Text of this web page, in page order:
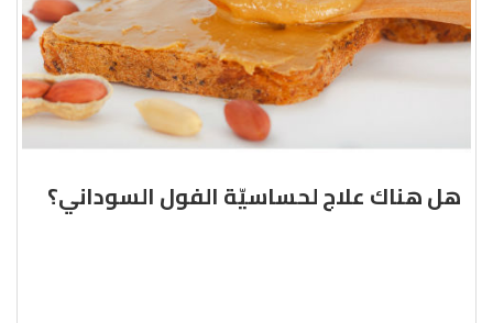
هل هناك علاج لحساسيّة الفول السوداني؟